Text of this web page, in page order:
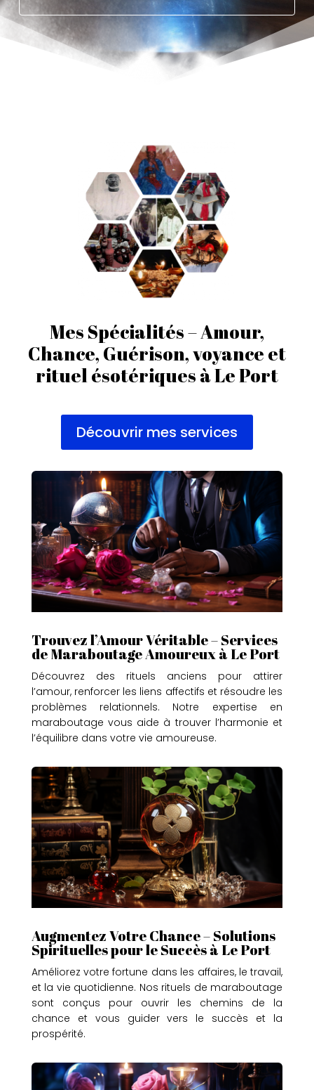
Mes Spécialités – Amour,
Chance, Guérison, voyance et
rituel ésotériques à Le Port
Découvrir mes services
Trouvez l’Amour Véritable – Services
de Maraboutage Amoureux à Le Port
Découvrez des rituels anciens pour attirer
l’amour, renforcer les liens affectifs et résoudre les
problèmes relationnels. Notre expertise en
maraboutage vous aide à trouver l’harmonie et
l’équilibre dans votre vie amoureuse.
Augmentez Votre Chance – Solutions
Spirituelles pour le Succès à Le Port
Améliorez votre fortune dans les affaires, le travail,
et la vie quotidienne. Nos rituels de maraboutage
sont conçus pour ouvrir les chemins de la
chance et vous guider vers le succès et la
prospérité.